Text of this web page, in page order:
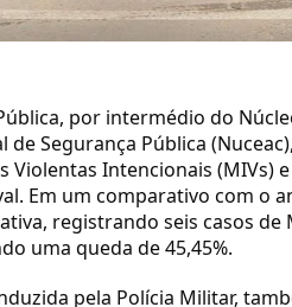
por intermédio do
de Segurança Pública
Violentas Intencionais (MIVs)
Em um comparativo com o
registrando seis casos de
uma queda de 45,45%.
pela Polícia Militar,